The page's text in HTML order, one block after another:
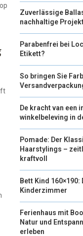
Zuverlässige
nachhaltige
Parabenfrei bei
Etikett?
So bringen Sie
De kracht van een
winkelbeleving in
Pomade: Der
Haarstylings –
kraftvoll
Bett Kind
Kinderzimmer
Ferienhaus mit
Natur und
erleben